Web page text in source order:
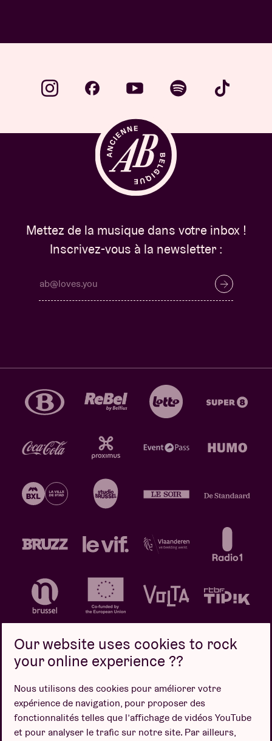
Mettez de la musique dans votre inbox !
Inscrivez-vous à la newsletter :
Politique de confidentialité
Politique de cookies
Conditions de vente
Design par
Our website uses cookies to rock
your online experience ??
Nous utilisons des cookies pour améliorer votre
expérience de navigation, pour proposer des
fonctionnalités telles que l’affichage de vidéos YouTube
et pour analyser le trafic sur notre site. Par ailleurs,